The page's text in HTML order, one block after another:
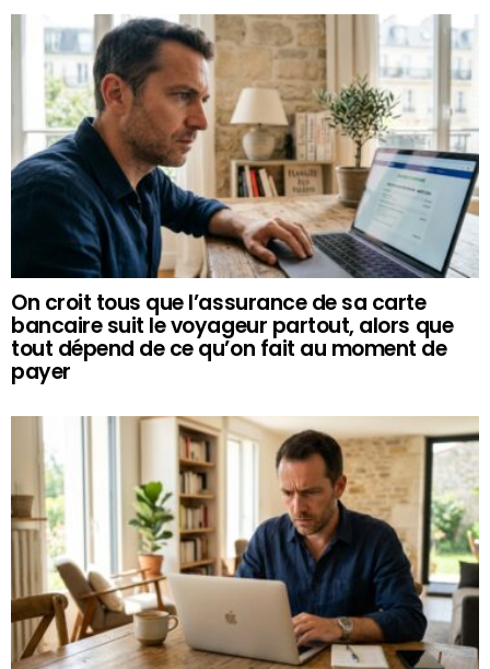
On croit tous que l’assurance de sa carte
bancaire suit le voyageur partout, alors que
tout dépend de ce qu’on fait au moment de
payer